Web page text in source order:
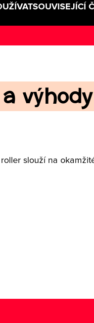
SOUVISEJÍCÍ
roller slouží na